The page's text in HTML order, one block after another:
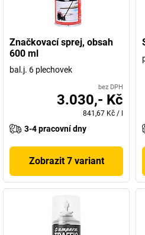
Značkovací sprej, obsah
600 ml
bal.j. 6 plechovek
bez DPH
3.030,- Kč
841,67 Kč /
3-4 pracovní dny
Zobrazit 7 variant